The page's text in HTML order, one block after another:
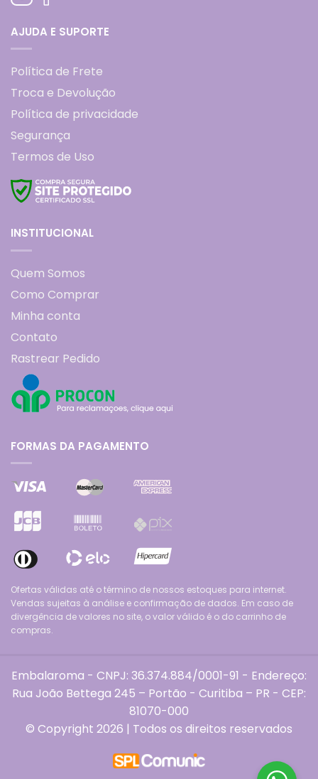
AJUDA E SUPORTE
Política de Frete
Troca e Devolução
Política de privacidade
Segurança
Termos de Uso
INSTITUCIONAL
Quem Somos
Como Comprar
Minha conta
Contato
Rastrear Pedido
FORMAS DA PAGAMENTO
Ofertas válidas até o término de nossos estoques para internet.
Vendas sujeitas à análise e confirmação de dados. Em caso de
divergência de valores no site, o valor válido é o do carrinho de
compras.
Embalaroma - CNPJ: 36.374.884/0001-91 - Endereço:
Rua João Bettega 245 – Portão - Curitiba – PR - CEP:
81070-000
© Copyright 2026 | Todos os direitos reservados